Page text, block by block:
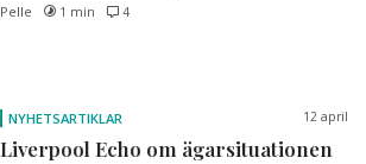
Pelle 1 min 4
NYHETSARTIKLAR 12 april
Liverpool Echo om ägarsituationen